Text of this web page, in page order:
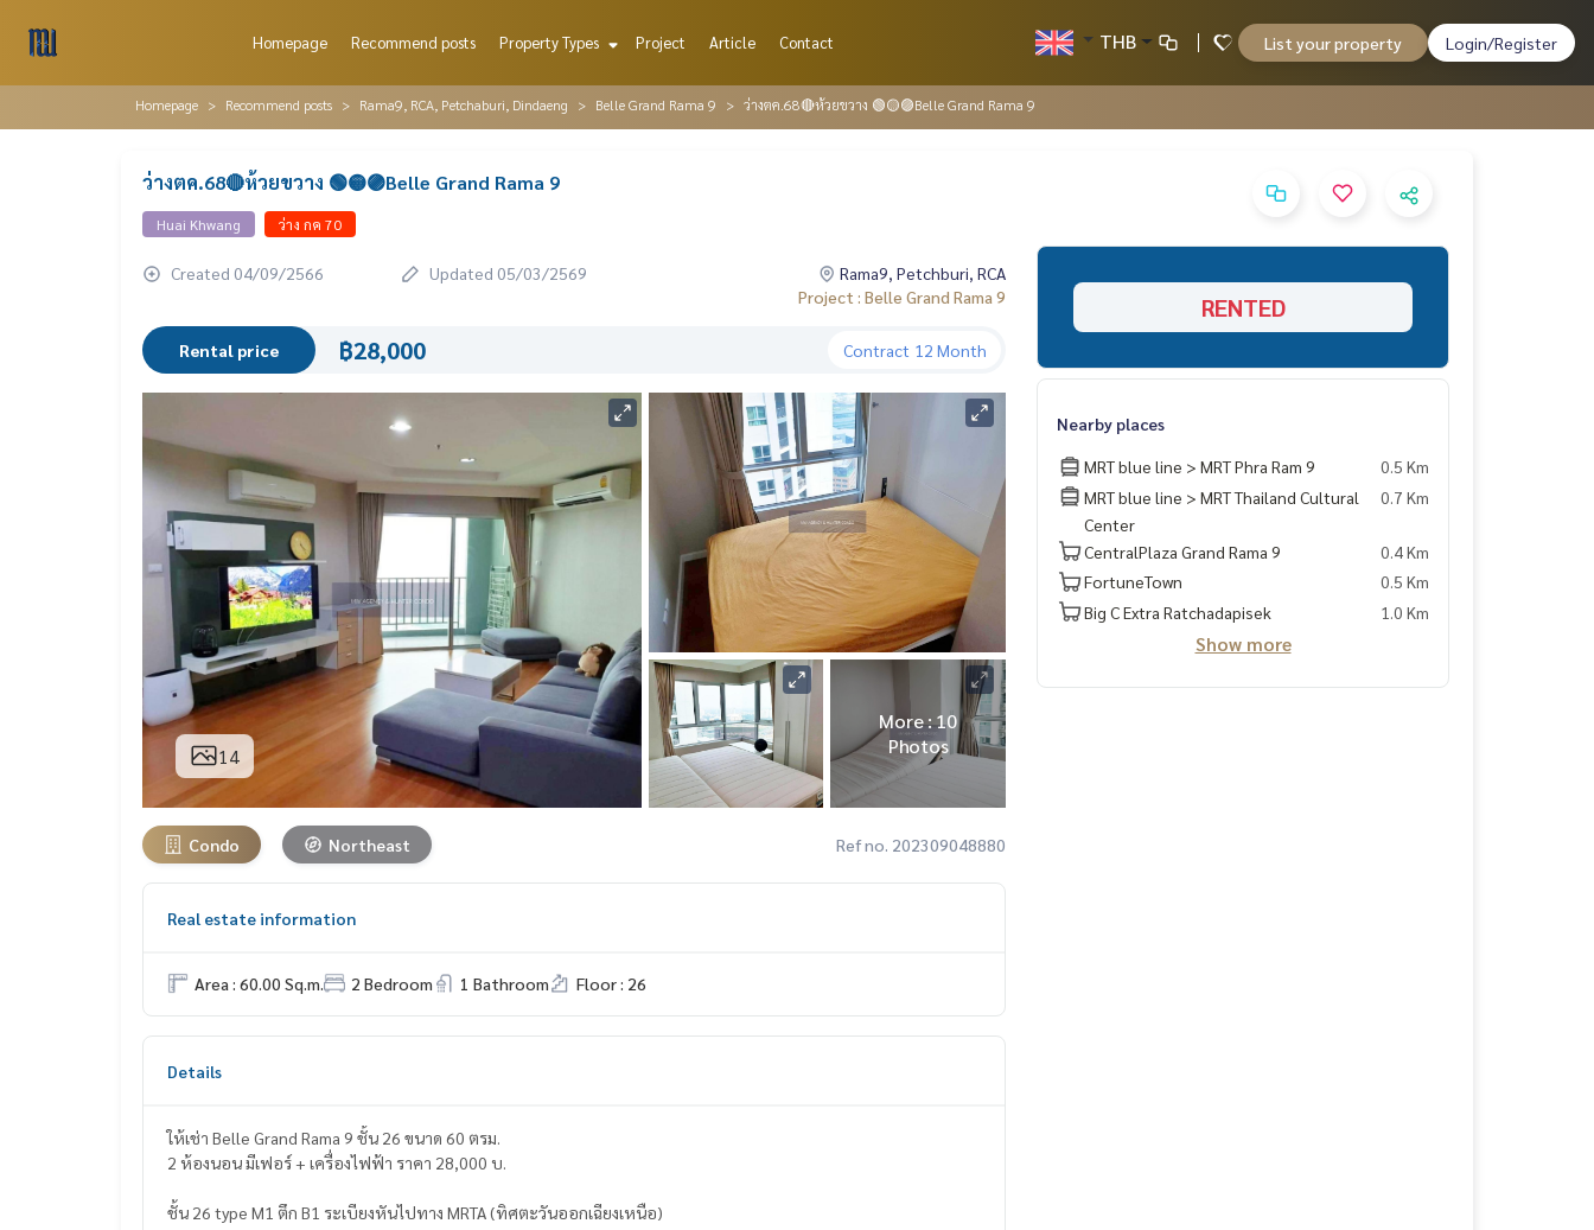
Homepage Recommend posts Property Types Project Article Contact THB List your property Login/Register
Homepage Recommend posts Rama9, RCA, Petchaburi, Dindaeng Belle Grand Rama 9 ว่างตค.68🔴ห้วยขวาง 🟢🟡🟣Belle Grand Rama 9
ว่างตค.68🔴ห้วยขวาง 🟢🟡🟣Belle Grand Rama 9
Huai Khwang ว่าง กค 70
Created 04/09/2566 Updated 05/03/2569
Rama9, Petchburi, RCA
Project : Belle Grand Rama 9
Rental price ฿28,000 Contract 12 Month
14
More : 10
Photos
Condo Northeast Ref no. 202309048880
Real estate information
Area : 60.00 Sq.m. 2 Bedroom 1 Bathroom Floor : 26
Details
ให้เช่า Belle Grand Rama 9 ชั้น 26 ขนาด 60 ตรม.
2 ห้องนอน มีเฟอร์ + เครื่องไฟฟ้า ราคา 28,000 บ.
ชั้น 26 type M1 ตึก B1 ระเบียงหันไปทาง MRTA (ทิศตะวันออกเฉียงเหนือ)
RENTED
Nearby places
MRT blue line > MRT Phra Ram 9
0.5 Km
MRT blue line > MRT Thailand Cultural
Center
0.7 Km
CentralPlaza Grand Rama 9
0.4 Km
FortuneTown
0.5 Km
Big C Extra Ratchadapisek
1.0 Km
Show more